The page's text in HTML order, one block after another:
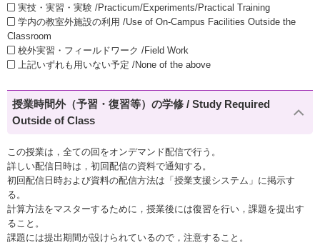
実技・実習・実験 /Practicum/Experiments/Practical Training
学内の教室外施設の利用 /Use of On-Campus Facilities Outside the
Classroom
校外実習・フィールドワーク /Field Work
上記いずれも用いない予定 /None of the above
授業時間外（予習・復習等）の学修 / Study Required
Outside of Class
この授業は，全ての回をオンデマンド配信で行う。
詳しい配信日時は，初回配信の資料で通知する。
初回配信日時および資料の配信方法は「授業支援システム」に掲示す
る。
計算方法をマスターするために，授業後には復習を行い，課題を提出す
ること。
課題には提出期間が設けられているので，注意すること。